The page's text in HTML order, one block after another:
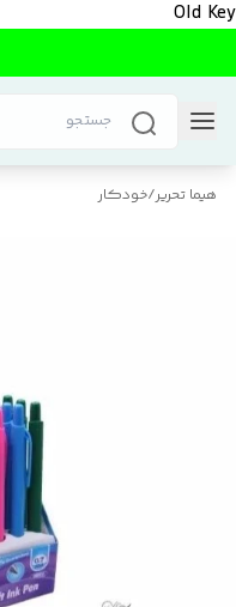
Old Key
هیما تحریر/خودکار